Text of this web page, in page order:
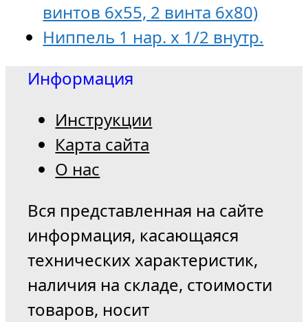
винтов 6х55, 2 винта 6х80)
Ниппель 1 нар. х 1/2 внутр.
Информация
Инструкции
Карта сайта
О нас
Вся представленная на сайте
информация, касающаяся
технических характеристик,
наличия на складе, стоимости
товаров, носит